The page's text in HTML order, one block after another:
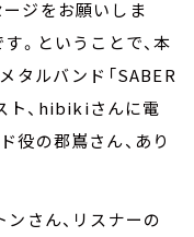
ジをお願いしま
。ということで、本
タルバンド「SABER
ト、hibikiさんに電
役の郡嶌さん、あり
さん、リスナーの